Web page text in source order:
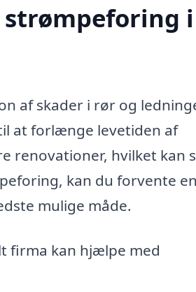
i
af skader i rør og
at forlænge levetiden af
renovationer, hvilket kan
kan du forvente en
mulige måde.
firma kan hjælpe med